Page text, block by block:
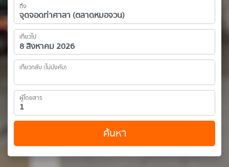
ถึง
เที่ยวไป
เที่ยวกลับ (ไม่บังคับ)
ผู้โดยสาร
ค้นหา